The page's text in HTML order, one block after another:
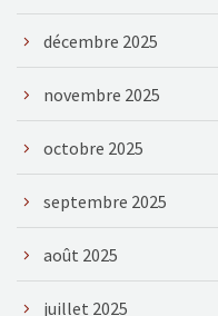
décembre 2025
novembre 2025
octobre 2025
septembre 2025
août 2025
juillet 2025